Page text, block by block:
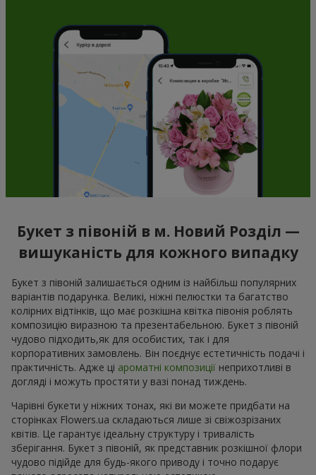
Букет з півоній в м. Новий Розділ —
вишуканість для кожного випадку
Букет з півоній залишається одним із найбільш популярних
варіантів подарунка. Великі, ніжні пелюстки та багатство
колірних відтінків, що має розкішна квітка півонія роблять
композицію виразною та презентабельною. Букет з півоній
чудово підходить,як для особистих, так і для
корпоративних замовлень. Він поєднує естетичність подачі і
практичність. Адже ці ароматні композиції неприхотливі в
догляді і можуть простяти у вазі понад тиждень.
Чарівні букети у ніжних тонах, які ви можете придбати на
сторінках Flowers.ua складаються лише зі свіжозрізаних
квітів. Це гарантує ідеальну структуру і тривалість
зберігання. Букет з півоній, як представник розкішної флори
чудово підійде для будь-якого приводу і точно подарує